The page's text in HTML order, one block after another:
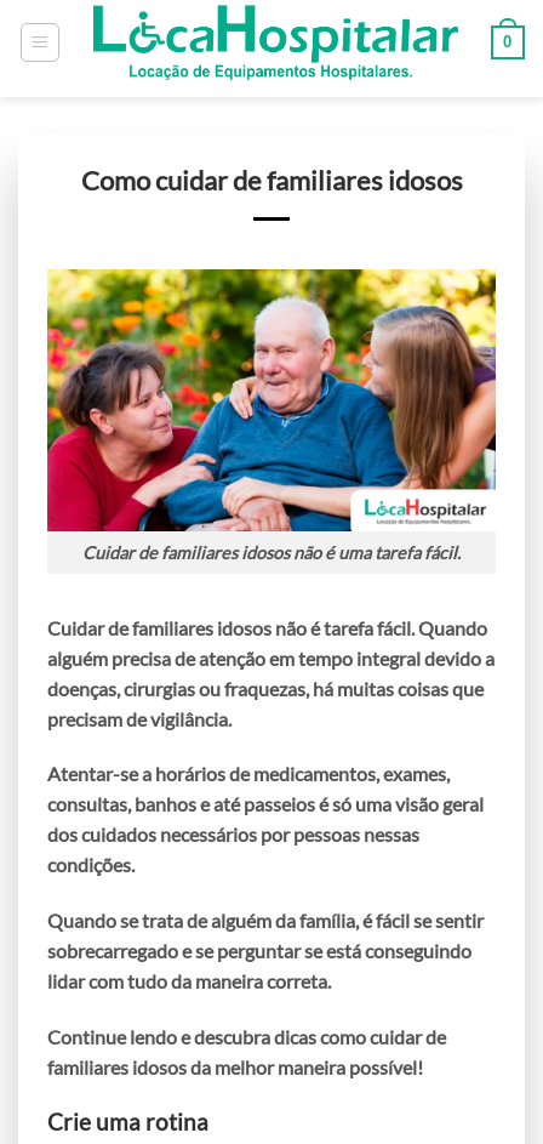
0
Como cuidar de familiares idosos
Cuidar de familiares idosos não é uma tarefa fácil.
Cuidar de familiares idosos não é tarefa fácil. Quando
alguém precisa de atenção em tempo integral devido a
doenças, cirurgias ou fraquezas, há muitas coisas que
precisam de vigilância.
Atentar-se a horários de medicamentos, exames,
consultas, banhos e até passeios é só uma visão geral
dos cuidados necessários por pessoas nessas
condições.
Quando se trata de alguém da família, é fácil se sentir
sobrecarregado e se perguntar se está conseguindo
lidar com tudo da maneira correta.
Continue lendo e descubra dicas como cuidar de
familiares idosos da melhor maneira possível!
Crie uma rotina